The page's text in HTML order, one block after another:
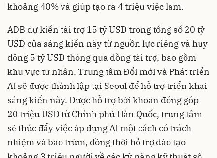
khoảng 40% và giúp tạo ra 4 triệu việc làm.
ADB dự kiến tài trợ 15 tỷ USD trong tổng số 20 tỷ
USD của sáng kiến này từ nguồn lực riêng và huy
động 5 tỷ USD thông qua đồng tài trợ, bao gồm
khu vực tư nhân. Trung tâm Đổi mới và Phát triển
AI sẽ được thành lập tại Seoul để hỗ trợ triển khai
sáng kiến này. Được hỗ trợ bởi khoản đóng góp
20 triệu USD từ Chính phủ Hàn Quốc, trung tâm
sẽ thúc đẩy việc áp dụng AI một cách có trách
nhiệm và bao trùm, đồng thời hỗ trợ đào tạo